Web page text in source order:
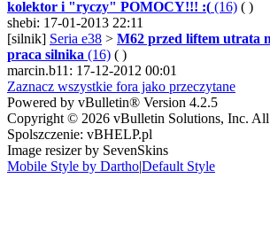
kolektor i "ryczy" POMOCY!!! :( (16) ( )
shebi: 17-01-2013 22:11
[silnik] Seria e38 > M62 przed liftem utrata
praca silnika (16) ( )
marcin.b11: 17-12-2012 00:01
Zaznacz wszystkie fora jako przeczytane
Powered by vBulletin® Version 4.2.5
Copyright © 2026 vBulletin Solutions, Inc. All
Spolszczenie: vBHELP.pl
Image resizer by SevenSkins
Mobile Style by Dartho|Default Style